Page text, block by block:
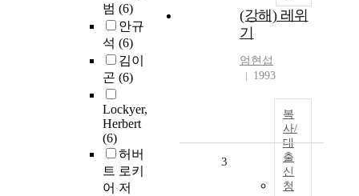
범 (6)
안규
석 (6)
김이
곤 (6)
Lockyer,
Herbert
(6)
허버
트 로키
어 저
(강해) 레위
기
엄현섭
1993
복
사/
대
출
신
청
3